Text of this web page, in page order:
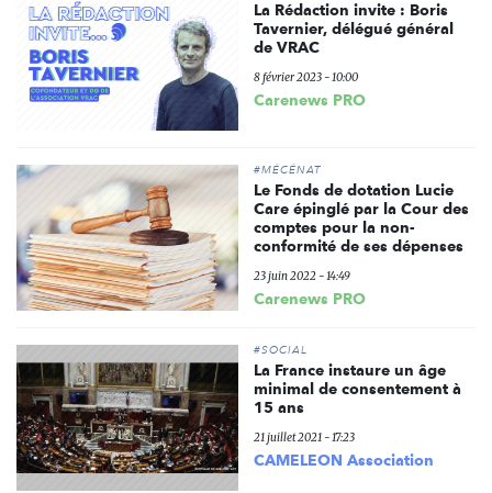
La Rédaction invite : Boris
Tavernier, délégué général
de VRAC
8 février 2023 - 10:00
Carenews PRO
#MÉCÉNAT
Le Fonds de dotation Lucie
Care épinglé par la Cour des
comptes pour la non-
conformité de ses dépenses
23 juin 2022 - 14:49
Carenews PRO
#SOCIAL
La France instaure un âge
minimal de consentement à
15 ans
21 juillet 2021 - 17:23
CAMELEON Association